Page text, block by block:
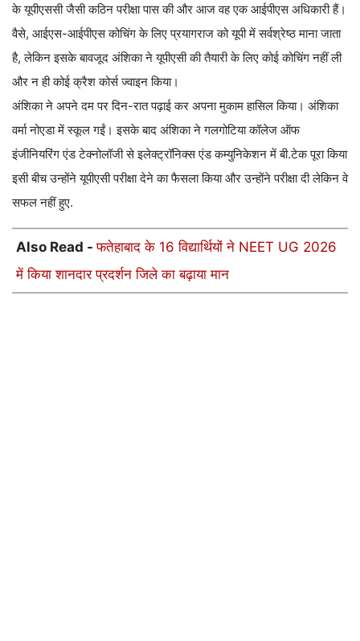
के यूपीएससी जैसी कठिन परीक्षा पास की और आज वह एक आईपीएस अधिकारी हैं।
वैसे, आईएस-आईपीएस कोचिंग के लिए प्रयागराज को यूपी में सर्वश्रेष्ठ माना जाता
है, लेकिन इसके बावजूद अंशिका ने यूपीएसी की तैयारी के लिए कोई कोचिंग नहीं ली
और न ही कोई क्रैश कोर्स ज्वाइन किया।
अंशिका ने अपने दम पर दिन-रात पढ़ाई कर अपना मुकाम हासिल किया। अंशिका
वर्मा नोएडा में स्कूल गईं। इसके बाद अंशिका ने गलगोटिया कॉलेज ऑफ
इंजीनियरिंग एंड टेक्नोलॉजी से इलेक्ट्रॉनिक्स एंड कम्युनिकेशन में बी.टेक पूरा किया
इसी बीच उन्होंने यूपीएसी परीक्षा देने का फैसला किया और उन्होंने परीक्षा दी लेकिन वे
सफल नहीं हुए.
Also Read -फतेहाबाद के 16 विद्यार्थियों ने NEET UG 2026
में किया शानदार प्रदर्शन जिले का बढ़ाया मान